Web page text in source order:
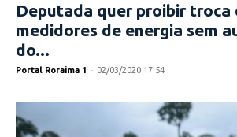
Deputada quer proibir troca
medidores de energia sem
do...
Portal Roraima 1 - 02/03/2020 17:54